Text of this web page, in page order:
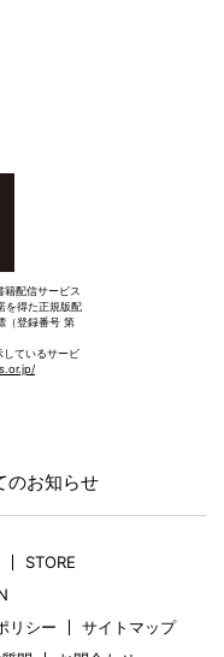
籍配信サービス
を得た正規版配
（登録番号 第
ているサービ
のお知らせ
STORE
リシー
サイトマップ